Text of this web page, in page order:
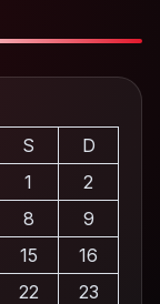
S
D
1
2
8
9
15
16
22
23